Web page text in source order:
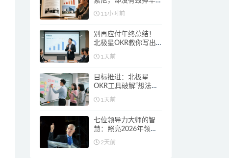
为？北极星绩效教你
做对绩效管理
11小时前
别再应付年终总结！
北极星OKR教你写出
让领导认可的成长答
卷
1天前
目标推进：北极星
OKR工具破解“想法阻
碍”，让目标从设想落
地
1天前
七位领导力大师的智
慧：照亮2026年领导
力发展之路
2天前